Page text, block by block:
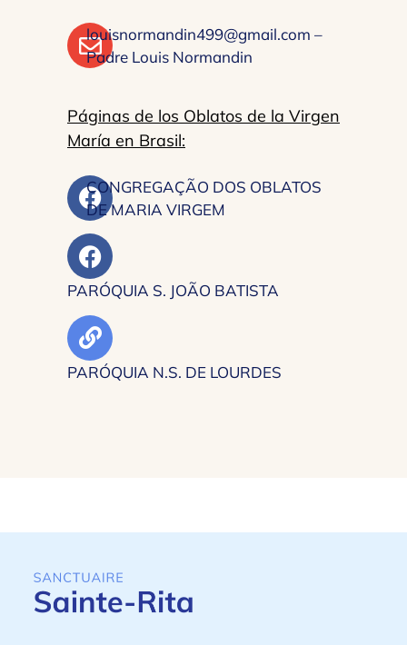
louisnormandin499@gmail.com –
Padre Louis Normandin
Páginas de los Oblatos de la Virgen
María en Brasil:
CONGREGAÇÃO DOS OBLATOS
DE MARIA VIRGEM
PARÓQUIA S. JOÃO BATISTA
PARÓQUIA N.S. DE LOURDES